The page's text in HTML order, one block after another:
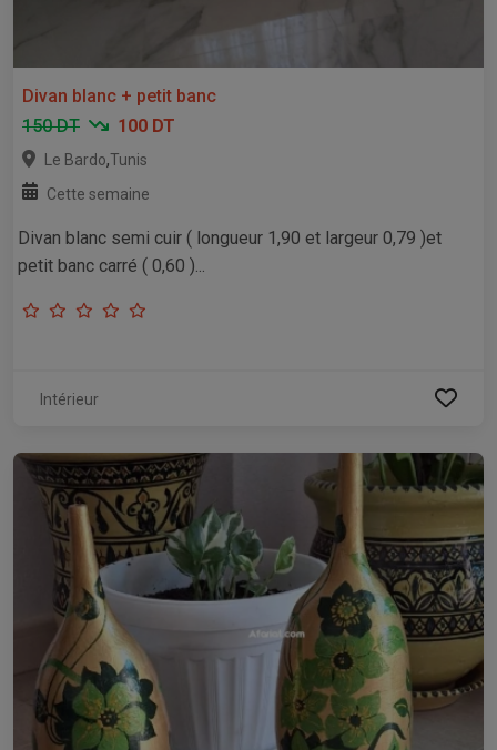
Divan blanc + petit banc
150 DT
100 DT
Le Bardo,Tunis
Cette semaine
Divan blanc semi cuir ( longueur 1,90 et largeur 0,79 )et
petit banc carré ( 0,60 )...
Intérieur